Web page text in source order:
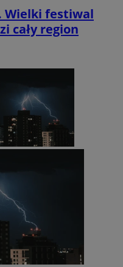
Wielki festiwal
cały region